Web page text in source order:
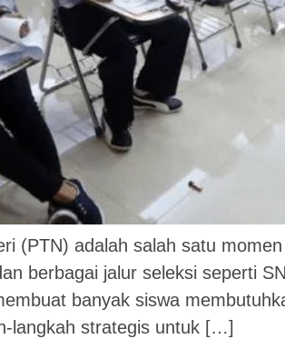
(PTN) adalah salah satu
berbagai jalur seleksi seperti
banyak siswa
langkah strategis untuk […]